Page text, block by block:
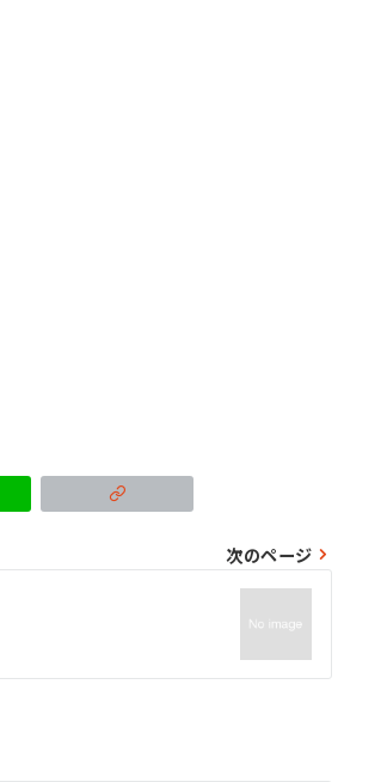
次のページ